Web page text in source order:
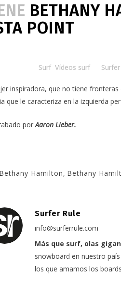
BETHANY
POINT
Surf Vídeos surf
inspiradora, que no tiene
que le caracteriza en la izquierda
porAaron Lieber.
Bethany Hamilton, Bethany
Surfer Rule
info@surferrule.com
Más que surf, olas
snowboard en nuestro
los que amamos los